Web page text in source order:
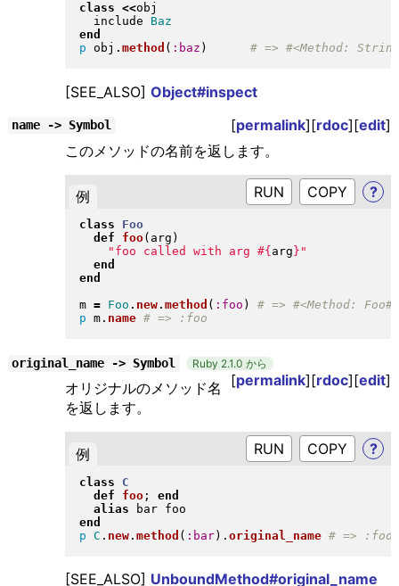
class <<obj
  include
Baz
end
p obj . method ( :baz )
[SEE_ALSO] Object#inspect
name -> Symbol [permalink][rdoc][edit]
このメソッドの名前を返します。
例 RUN ?
class
Foo
def
foo( arg )
" foo called with arg #{ arg } "
end
end
m = Foo . new. method ( :foo )
p m. name
original_name -> Symbol Ruby 2.1.0 から
[permalink][rdoc][edit]
オリジナルのメソッド名
を返します。
例 RUN ?
class
C
def
foo; end
alias
end
p C . new. method ( :bar) . original_name
[SEE_ALSO] UnboundMethod#original_name